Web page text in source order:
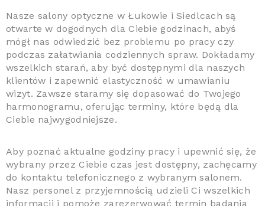
Nasze salony optyczne w Łukowie i Siedlcach są
otwarte w dogodnych dla Ciebie godzinach, abyś
mógł nas odwiedzić bez problemu po pracy czy
podczas załatwiania codziennych spraw. Dokładamy
wszelkich starań, aby być dostępnymi dla naszych
klientów i zapewnić elastyczność w umawianiu
wizyt. Zawsze staramy się dopasować do Twojego
harmonogramu, oferując terminy, które będą dla
Ciebie najwygodniejsze.
Aby poznać aktualne godziny pracy i upewnić się, że
wybrany przez Ciebie czas jest dostępny, zachęcamy
do kontaktu telefonicznego z wybranym salonem.
Nasz personel z przyjemnością udzieli Ci wszelkich
informacji i pomoże zarezerwować termin badania